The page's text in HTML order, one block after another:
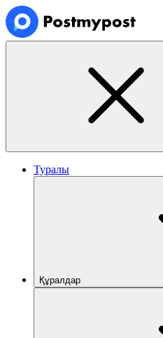
Туралы
Құралдар